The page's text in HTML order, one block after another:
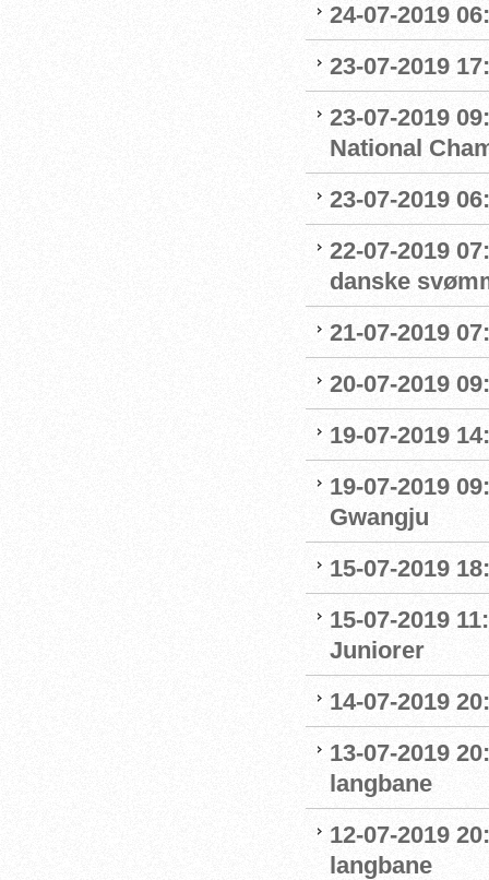
24-07-2019
23-07-2019
23-07-2019
National
23-07-2019
22-07-2019
danske
21-07-2019
20-07-2019
19-07-2019
19-07-2019
Gwangju
15-07-2019
15-07-2019
Juniorer
14-07-2019
13-07-2019
langbane
12-07-2019
langbane